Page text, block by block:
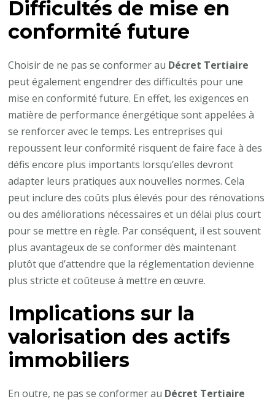
Difficultés de mise en
conformité future
Choisir de ne pas se conformer au Décret Tertiaire
peut également engendrer des difficultés pour une
mise en conformité future. En effet, les exigences en
matière de performance énergétique sont appelées à
se renforcer avec le temps. Les entreprises qui
repoussent leur conformité risquent de faire face à des
défis encore plus importants lorsqu’elles devront
adapter leurs pratiques aux nouvelles normes. Cela
peut inclure des coûts plus élevés pour des rénovations
ou des améliorations nécessaires et un délai plus court
pour se mettre en règle. Par conséquent, il est souvent
plus avantageux de se conformer dès maintenant
plutôt que d’attendre que la réglementation devienne
plus stricte et coûteuse à mettre en œuvre.
Implications sur la
valorisation des actifs
immobiliers
En outre, ne pas se conformer au Décret Tertiaire